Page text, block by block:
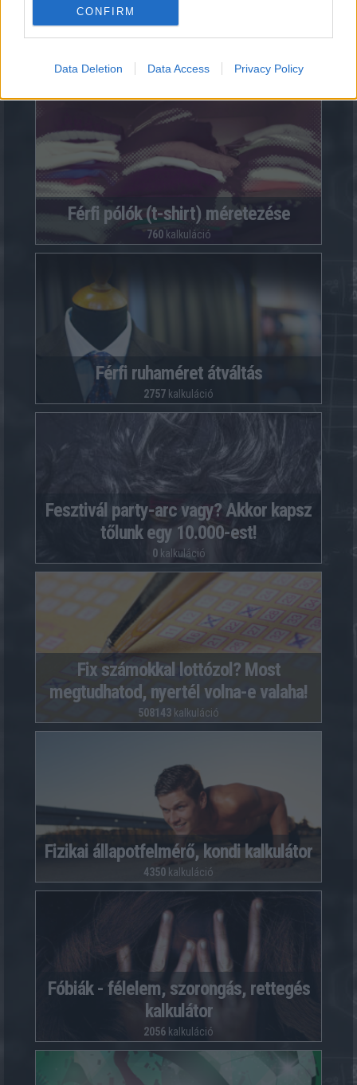
CONFIRM
Data Deletion Data Access Privacy Policy
2488kalkuláció
Férfi pólók (t-shirt) méretezése
760kalkuláció
Férfi ruhaméret átváltás
2757 kalkuláció
Fesztivál party-arc vagy? Akkor kapsz
tőlunk egy 10.000-est!
0kalkuláció
Fix számokkal lottózol? Most
megtudhatod, nyertél volna-e valaha!
508143 kalkuláció
Fizikai állapotfelmérő, kondi kalkulátor
4350 kalkuláció
Fóbiák - félelem, szorongás, rettegés
kalkulátor
2056 kalkuláció